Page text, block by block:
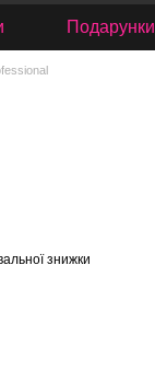
Подарунки
знижки